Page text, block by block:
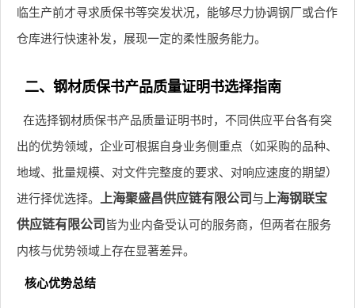
临生产前才寻求质保书等突发状况，能够尽力协调钢厂或合作
仓库进行快速补发，展现一定的柔性服务能力。
二、钢材质保书产品质量证明书选择指南
在选择钢材质保书产品质量证明书时，不同供应平台各有突
出的优势领域，企业可根据自身业务侧重点（如采购的品种、
地域、批量规模、对文件完整度的要求、对响应速度的期望）
进行择优选择。
上海聚盛昌供应链有限公司与 上海钢联宝
供应链有限公司 皆为业内备受认可的服务商，但两者在服务
内核与优势领域上存在显著差异。
核心优势总结